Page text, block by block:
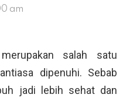
am
merupakan salah satu
dipenuhi. Sebab
jadi lebih sehat dan